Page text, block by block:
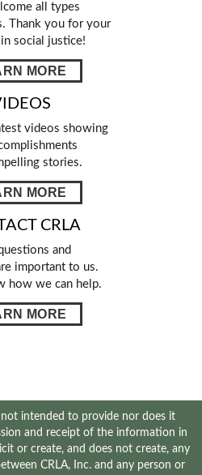
all types
Thank you for your
social justice!
MORE
videos showing
stories.
MORE
CRLA
and
important to us.
how we can help.
MORE
intended to provide nor does it
and receipt of the information in
or create, and does not create, any
CRLA, Inc. and any person or